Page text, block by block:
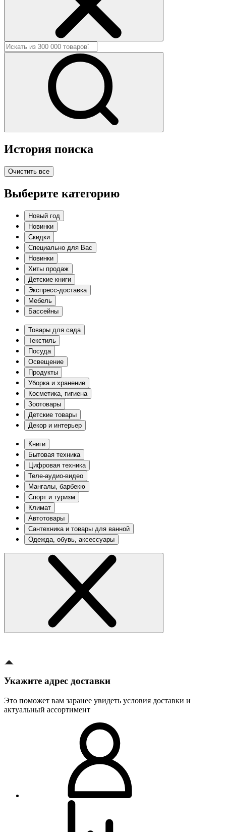
История поиска
Очистить все
Выберите категорию
Новый год
Новинки
Скидки
Специально для Вас
Новинки
Хиты продаж
Детские книги
Экспресс-доставка
Мебель
Бассейны
Товары для сада
Текстиль
Посуда
Освещение
Продукты
Уборка и хранение
Косметика, гигиена
Зоотовары
Детские товары
Декор и интерьер
Книги
Бытовая техника
Цифровая техника
Теле-аудио-видео
Мангалы, барбекю
Спорт и туризм
Климат
Автотовары
Сантехника и товары для ванной
Одежда, обувь, аксессуары
Укажите адрес доставки
Это поможет вам заранее увидеть условия доставки и
актуальный ассортимент